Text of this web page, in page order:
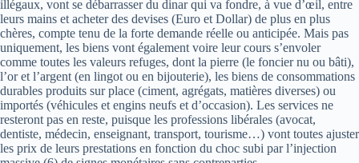
illégaux, vont se débarrasser du dinar qui va fondre, à vue d’œil, entre
leurs mains et acheter des devises (Euro et Dollar) de plus en plus
chères, compte tenu de la forte demande réelle ou anticipée. Mais pas
uniquement, les biens vont également voire leur cours s’envoler
comme toutes les valeurs refuges, dont la pierre (le foncier nu ou bâti),
l’or et l’argent (en lingot ou en bijouterie), les biens de consommations
durables produits sur place (ciment, agrégats, matières diverses) ou
importés (véhicules et engins neufs et d’occasion). Les services ne
resteront pas en reste, puisque les professions libérales (avocat,
dentiste, médecin, enseignant, transport, tourisme…) vont toutes ajuster
les prix de leurs prestations en fonction du choc subi par l’injection